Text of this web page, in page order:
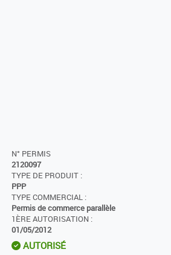
N° PERMIS
2120097
TYPE DE PRODUIT :
PPP
TYPE COMMERCIAL :
Permis de commerce parallèle
1ÈRE AUTORISATION :
01/05/2012
AUTORISÉ